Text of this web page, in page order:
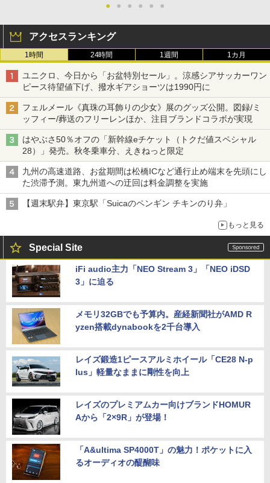
● ● ● ● ● ●
アクセスランキング
1時間 24時間 1週間 1カ月
ユニクロ、今日から「お盆特別セール」。涼感シアサッカーワン
ピース待望値下げ、撥水ギアショーツは1990円に
フェルメール《真珠の耳飾りの少女》展のグッズ公開。図録/ミ
ッフィー/葬送のフリーレンほか、注目ブランドコラボが実現
はやぶさ50％オフの「新幹線eチケット（トクだ値スペシャル
28）」発売。秋冬乗車分、えきねっと限定
九州の高速道路、お盆期間は松橋ICなど通行止め端末を先頭にし
た渋滞予測。東九州道への迂回は料金調整を実施
【週末駅弁】東京駅「Suicaのペンギン チキンのり弁」
もっと見る
Special Site
iFi audio主力「NEO Stream 3」「NEO iDSD
3」に迫る
メモリ32GBでも予算内。産経新聞社がAMD R
yzen搭載dynabookを2千台導入
レイズ鍛造1ピースアルミホイール「CE28 N-p
lus」軽量なままに剛性を向上
レイズのプレミアムカー向けブランドHOMUR
Aから「2×9R」が登場！
「A&ultima SP4000T」の魅力！ポケットに入
るオーディオの醍醐味